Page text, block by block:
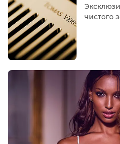
чистого